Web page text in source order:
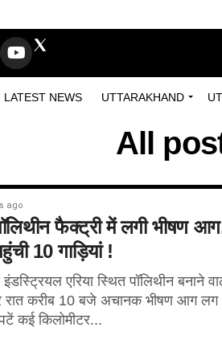
LATEST NEWS UTTARAKHAND
All
ago
फैक्ट्री में लगी भीषण
10 गाड़ियां !
एरिया स्थित पॉलिथीन बनाने
रात करीब 10 बजे अचानक भीषण आग लग
कई किलोमीटर...